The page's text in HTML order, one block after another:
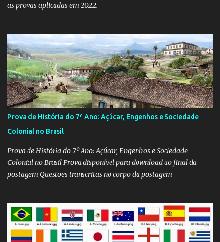
as provas aplicadas em 2022.
Prova de História do 7º Ano: Açúcar, Engenhos e Sociedade
Colonial no Brasil
Prova de História do 7º Ano: Açúcar, Engenhos e Sociedade
Colonial no Brasil Prova disponível para download ao final da
postagem Questões transcritas no corpo da postagem